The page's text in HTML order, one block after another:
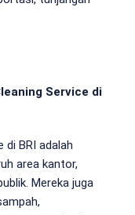
Service di
di BRI adalah
area kantor,
Mereka juga